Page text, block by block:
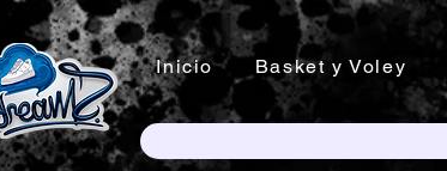
Inicio Basket y Voley